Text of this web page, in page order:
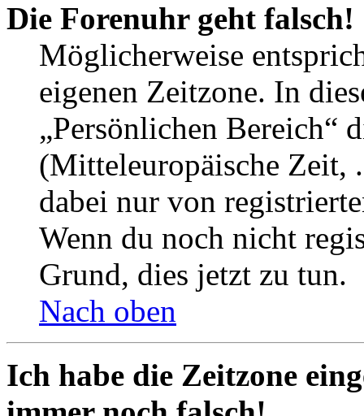
Die Forenuhr geht falsch!
Möglicherweise
eigenen Zeitzone. In
„Persönlichen Bereich“
(Mitteleuropäische Zeit,
dabei nur von
Wenn du noch nicht
Grund, dies jetzt zu tun.
Nach oben
Ich habe die Zeitzone